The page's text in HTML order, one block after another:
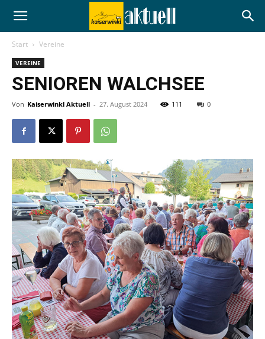
Start Vereine
VEREINE
SENIOREN WALCHSEE
Von Kaiserwinkl Aktuell - 27. August 2024 111 0